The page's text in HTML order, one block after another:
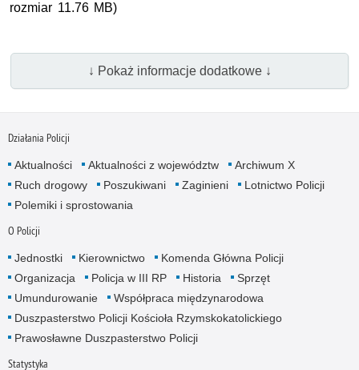
rozmiar 11.76 MB)
↓ Pokaż informacje dodatkowe ↓
Działania Policji
Aktualności Aktualności z województw
Archiwum X
Ruch drogowy
Poszukiwani Zaginieni
Lotnictwo Policji
Polemiki i sprostowania
O Policji
Jednostki Kierownictwo
Komenda Główna Policji
Organizacja
Policja w III RP Historia
Sprzęt
Umundurowanie
Współpraca międzynarodowa
Duszpasterstwo Policji Kościoła Rzymskokatolickiego
Prawosławne Duszpasterstwo Policji
Statystyka